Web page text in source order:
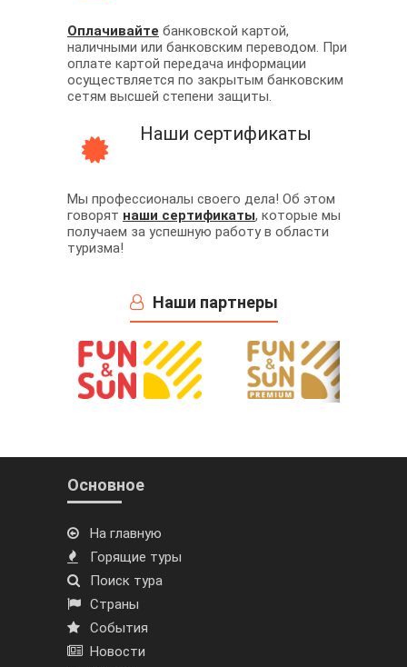
Оплачивайте банковской картой,
наличными или банковским переводом. При
оплате картой передача информации
осуществляется по закрытым банковским
сетям высшей степени защиты.
Наши сертификаты
Мы профессионалы своего дела! Об этом
говорят наши сертификаты, которые мы
получаем за успешную работу в области
туризма!
Наши партнеры
Основное
На главную
Горящие туры
Поиск тура
Страны
События
Новости